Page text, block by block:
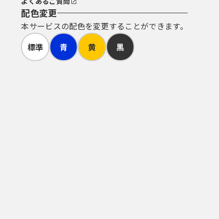
配色変更
本サービスの配色を変更することができます。
標準
青 黄 黒